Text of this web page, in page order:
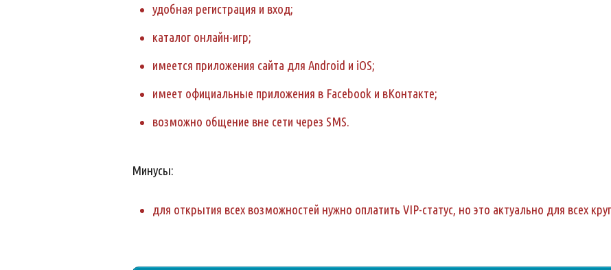
удобная регистрация и вход;
каталог онлайн-игр;
имеется приложения сайта для Android и iOS;
имеет официальные приложения в Facebook и вКонтакте;
возможно общение вне сети через SMS.
Минусы:
для открытия всех возможностей нужно оплатить VIP-статус, но это актуально для всех